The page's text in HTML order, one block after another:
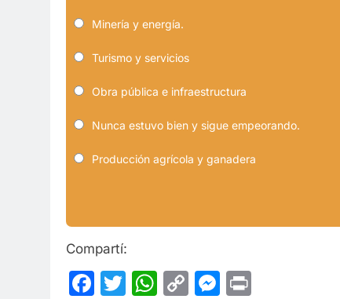
Minería y energía.
Turismo y servicios
Obra pública e infraestructura
Nunca estuvo bien y sigue empeorando.
Producción agrícola y ganadera
Compartí:
Facebook
Twitter
WhatsApp
CopyMessenger